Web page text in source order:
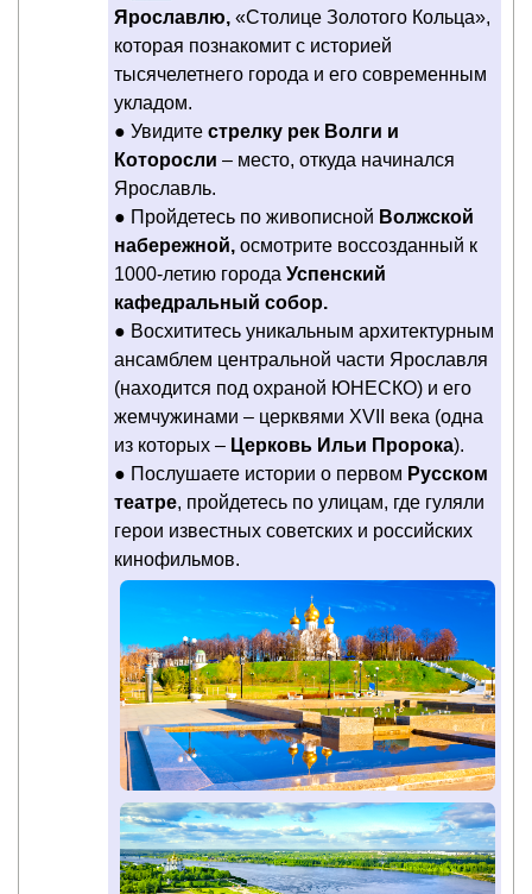
Ярославлю, «Столице Золотого Кольца»,
которая познакомит с историей
тысячелетнего города и его современным
укладом.
● Увидите стрелку рек Волги и
Которосли – место, откуда начинался
Ярославль.
● Пройдетесь по живописной Волжской
набережной, осмотрите воссозданный к
1000-летию города Успенский
кафедральный собор.
● Восхититесь уникальным архитектурным
ансамблем центральной части Ярославля
(находится под охраной ЮНЕСКО) и его
жемчужинами – церквями XVII века (одна
из которых – Церковь Ильи Пророка).
● Послушаете истории о первом Русском
театре, пройдетесь по улицам, где гуляли
герои известных советских и российских
кинофильмов.